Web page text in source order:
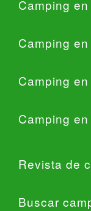
Camping
Camping
Camping
Camping
Revista de
Buscar